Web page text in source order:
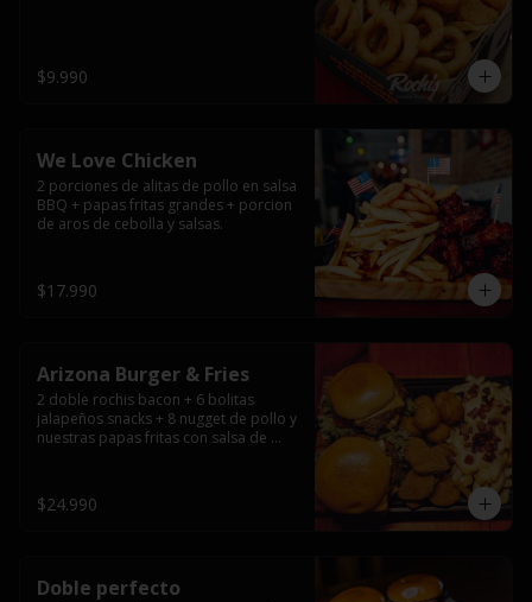
$9.990
We Love Chicken
2 porciones de alitas de pollo en salsa
BBQ + papas fritas grandes + porcion
de aros de cebolla y salsas.
$17.990
Arizona Burger & Fries
2 doble rochis bacon + 6 bolitas
jalapeños snacks + 8 nugget de pollo y
nuestras papas fritas con salsa de
$24.990
Doble perfecto